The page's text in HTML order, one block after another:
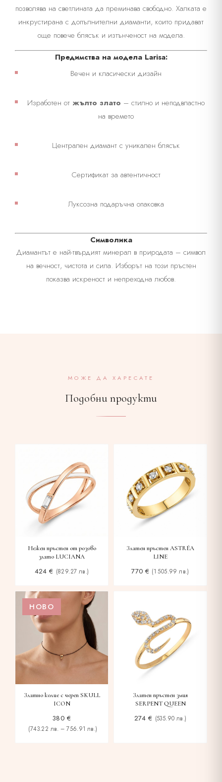
позволява на светлината да преминава свободно. Халката е
инкрустирана с допълнителни диаманти, които придават
още повече блясък и изтънченост на модела.
Предимства на модела Larisa:
Вечен и класически дизайн
Изработен от жълто злато – стилно и неподвластно
на времето
Централен диамант с уникален блясък
Сертификат за автентичност
Луксозна подаръчна опаковка
Символика
Диамантът е най-твърдият минерал в природата – символ
на вечност, чистота и сила. Изборът на този пръстен
показва искреност и непреходна любов.
МОЖЕ ДА ХАРЕСАТЕ
Подобни продукти
Нежен пръстен от розово
злато LUCIANA
424€ (829.27 лв.)
Златен пръстен ASTRÉA
LINE
770 € (1 505.99 лв.)
НОВО
Златно колие с череп SKULL
ICON
380 €
(743.22 лв. – 756.91 лв.)
Златен пръстен змия
SERPENT QUEEN
274€ (535.90 лв.)